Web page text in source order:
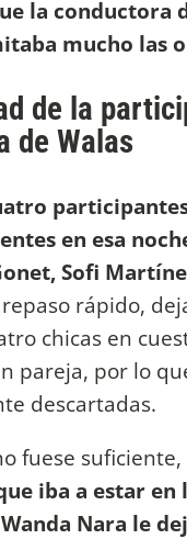
la conductora
mucho las
de la
de Walas
en esa
Sofi
rápido,
chicas en
pareja, por lo
descartadas.
fuese suficiente,
iba a estar en
Nara le